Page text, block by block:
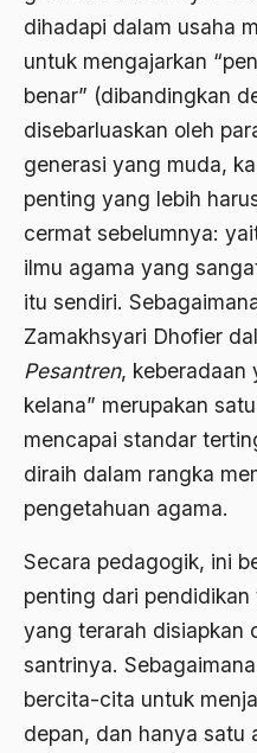
dihadapi dalam usaha
untuk mengajarkan
benar” (dibandingkan
disebarluaskan oleh
generasi yang muda,
penting yang lebih
cermat sebelumnya:
ilmu agama yang
itu sendiri.
Zamakhsyari Dhofier
Pesantren, keberadaan
kelana” merupakan
mencapai standar
diraih dalam rangka
pengetahuan agama.
Secara pedagogik, ini
penting dari
yang terarah disiapkan
santrinya.
bercita-cita untuk
depan, dan hanya satu
Al Asnawi
al qaeda
Al-Azhar
Al-Ikhwanu Al-Muslimun
Al-Ikhwanul Muslimin
al-Khalil Ibnu Ahmad al-
Al-Maududi
Al-qua'an dan Hadist
al-quran
Ali Murtopo
Ali Shariati
Ali Sidikin